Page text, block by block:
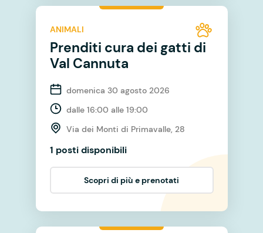
ANIMALI
Prenditi cura dei gatti di
Val Cannuta
domenica 30 agosto 2026
dalle 16:00 alle 19:00
Via dei Monti di Primavalle, 28
1 posti disponibili
Scopri di più e prenotati